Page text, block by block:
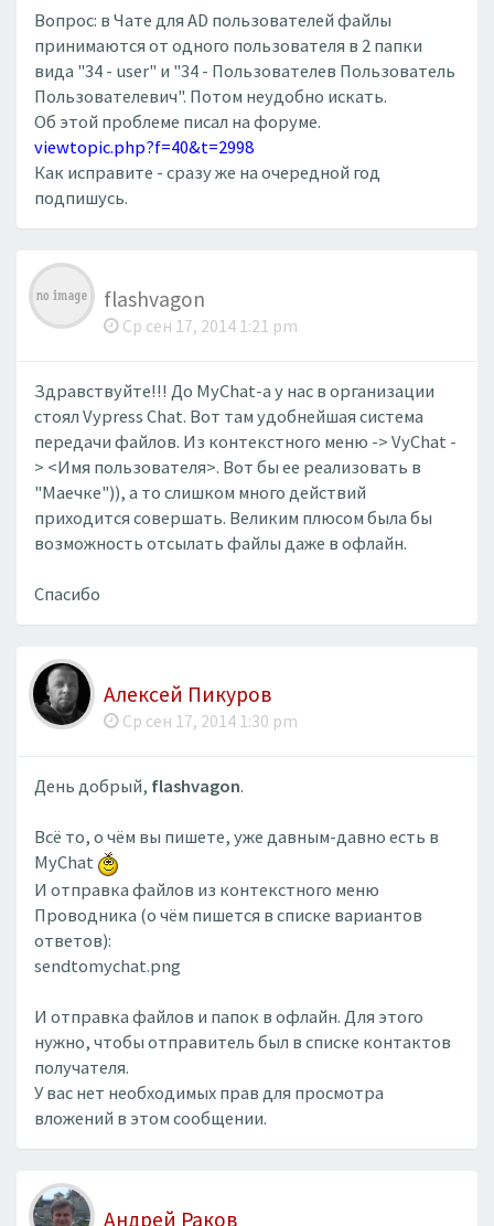
Вопрос: в Чате для AD пользователей файлы
принимаются от одного пользователя в 2 папки
вида "34 - user" и "34 - Пользователев Пользователь
Пользователевич". Потом неудобно искать.
Об этой проблеме писал на форуме.
viewtopic.php?f=40&t=2998
Как исправите - сразу же на очередной год
подпишусь.
flashvagon
Ср сен 17, 2014 1:21 pm
Здравствуйте!!! До MyChat-а у нас в организации
стоял Vypress Chat. Вот там удобнейшая система
передачи файлов. Из контекстного меню -> VyChat -
> <Имя пользователя>. Вот бы ее реализовать в
"Маечке")), а то слишком много действий
приходится совершать. Великим плюсом была бы
возможность отсылать файлы даже в офлайн.
Спасибо
Алексей Пикуров
Ср сен 17, 2014 1:30 pm
День добрый, flashvagon.
Всё то, о чём вы пишете, уже давным-давно есть в
MyChat
И отправка файлов из контекстного меню
Проводника (о чём пишется в списке вариантов
ответов):
sendtomychat.png
И отправка файлов и папок в офлайн. Для этого
нужно, чтобы отправитель был в списке контактов
получателя.
У вас нет необходимых прав для просмотра
вложений в этом сообщении.
Андрей Раков